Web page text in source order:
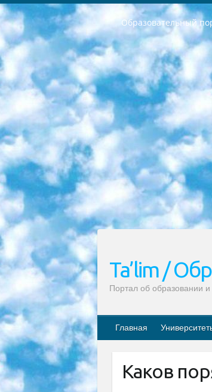
Образовательный
РЕСПУБЛИКА УЗБЕКИСТАН МИНИСТРЕРСТВО ДОШКОЛЬНОГО И ШКОЛЬНОГО ОБРАЗОВАНИЯ КОМАНДА в общеобразовательных учреждениях в 2023-2024 учебном году организация и проведение итоговой государственной аттестации обучающихся о Министра дошкольного и школьного образования Республики Узбекистан от 4 марта 2008 года (постановлением Минюста от 20 марта 2008 года № 1778 государственной регистрации) «Итоговое состояние учащихся общего среднего образования на основании положения об утверждении положения об аттестации общего среднего образования выпускной экзамен студентов в образовательных учреждениях в 2023-2024 учебном году В целях организации и прохождения аттестации приказываю: 1. Следующее: перечень предметов, по которым будет проводиться итоговая государственная аттестация и экзамен формы перевода согласно приложению 1; сертификаты международного образца, оценивающие уровень владения иностранными языками перечень согласно приложению 2; 2. Педагогический при специализированных образовательных учреждениях. научно-практический центр квалификации и международной оценки (Д.Давидова) 2024 г. До 25 марта: задания по предметам, по которым будет проводиться итоговая аттестация разработка и утверждение технических условий; итоговая аттестация на основании разработанного предметного задания разработка вопросов по предметам (устно и письменно), экзамен передача; общеобразовательные средние школы и специальные учебные заведения учащиеся выпускных классов школ и интернатов в агентской системе подготовка базы данных
Ta’lim /
Портал об образовании и
Главная
Каков